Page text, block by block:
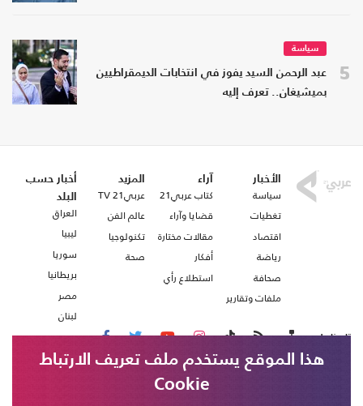
5
سياسة
عبد الرحمن السيد يفوز في انتخابات الديمقراطيين
بميشيغان.. تعرف إليه
الأخبار
سياسة
تغطيات
اقتصاد
رياضة
صحافة
ملفات وتقارير
آراء
كتاب عربي21
قضايا وآراء
مقالات مختارة
أفكار
استطلاع رأي
المزيد
عربي21 TV
عالم الفن
تكنولوجيا
صحة
أخبار حسب
البلد
العراق
ليبيا
سوريا
بريطانيا
مصر
لبنان
تابعنا على
هذا الموقع يستخدم ملف تعريف الارتباط
Cookie